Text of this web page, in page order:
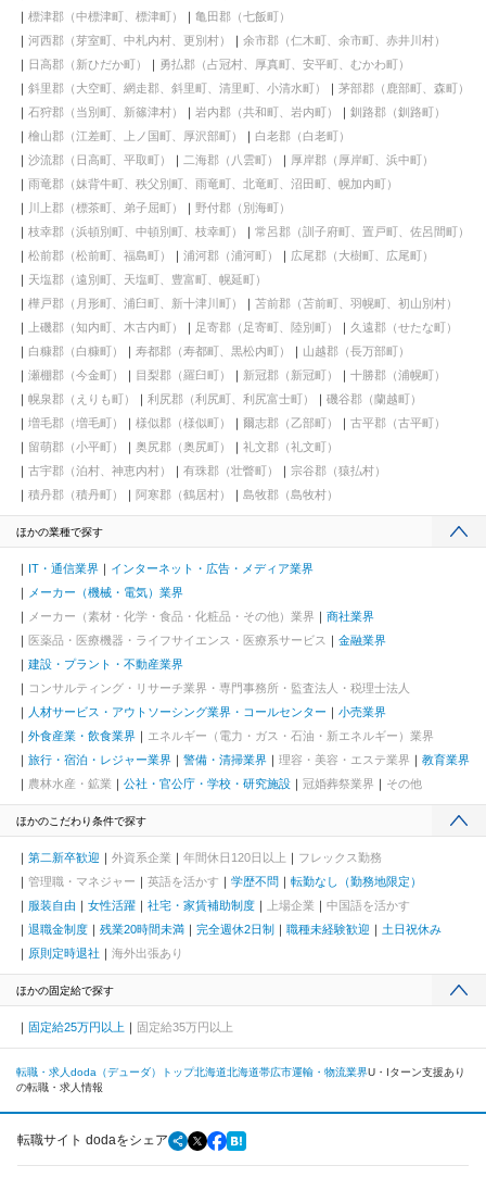
標津郡（中標津町、標津町）
亀田郡（七飯町）
河西郡（芽室町、中札内村、更別村）
余市郡（仁木町、余市町、赤井川村）
日高郡（新ひだか町）
勇払郡（占冠村、厚真町、安平町、むかわ町）
斜里郡（大空町、網走郡、斜里町、清里町、小清水町）
茅部郡（鹿部町、森町）
石狩郡（当別町、新篠津村）
岩内郡（共和町、岩内町）
釧路郡（釧路町）
檜山郡（江差町、上ノ国町、厚沢部町）
白老郡（白老町）
沙流郡（日高町、平取町）
二海郡（八雲町）
厚岸郡（厚岸町、浜中町）
雨竜郡（妹背牛町、秩父別町、雨竜町、北竜町、沼田町、幌加内町）
川上郡（標茶町、弟子屈町）
野付郡（別海町）
枝幸郡（浜頓別町、中頓別町、枝幸町）
常呂郡（訓子府町、置戸町、佐呂間町）
松前郡（松前町、福島町）
浦河郡（浦河町）
広尾郡（大樹町、広尾町）
天塩郡（遠別町、天塩町、豊富町、幌延町）
樺戸郡（月形町、浦臼町、新十津川町）
苫前郡（苫前町、羽幌町、初山別村）
上磯郡（知内町、木古内町）
足寄郡（足寄町、陸別町）
久遠郡（せたな町）
白糠郡（白糠町）
寿都郡（寿都町、黒松内町）
山越郡（長万部町）
瀬棚郡（今金町）
目梨郡（羅臼町） 新冠郡（新冠町）
十勝郡（浦幌町）
幌泉郡（えりも町）
利尻郡（利尻町、利尻富士町）
磯谷郡（蘭越町）
増毛郡（増毛町）
様似郡（様似町） 爾志郡（乙部町）
古平郡（古平町）
留萌郡（小平町）
奥尻郡（奥尻町）
礼文郡（礼文町）
古宇郡（泊村、神恵内村）
有珠郡（壮瞥町）
宗谷郡（猿払村）
積丹郡（積丹町）
阿寒郡（鶴居村） 島牧郡（島牧村）
ほかの業種で探す
IT・通信業界
インターネット・広告・メディア業界
メーカー（機械・電気）業界
メーカー（素材・化学・食品・化粧品・その他）業界
商社業界
医薬品・医療機器・ライフサイエンス・医療系サービス
金融業界
建設・プラント・不動産業界
コンサルティング・リサーチ業界・専門事務所・監査法人・税理士法人
人材サービス・アウトソーシング業界・コールセンター
小売業界
外食産業・飲食業界
エネルギー（電力・ガス・石油・新エネルギー）業界
旅行・宿泊・レジャー業界
警備・清掃業界 理容・美容・エステ業界
教育業界
農林水産・鉱業
公社・官公庁・学校・研究施設 冠婚葬祭業界 その他
ほかのこだわり条件で探す
第二新卒歓迎 外資系企業 年間休日120日以上
フレックス勤務
管理職・マネジャー
英語を活かす 学歴不問
転勤なし（勤務地限定）
服装自由
女性活躍 社宅・家賃補助制度 上場企業
中国語を活かす
退職金制度
残業20時間未満 完全週休2日制 職種未経験歓迎
土日祝休み
原則定時退社
海外出張あり
ほかの固定給で探す
固定給25万円以上 固定給35万円以上
転職・求人doda（デューダ）トップ北海道北海道帯広市運輸・物流業界U・Iターン支援あり
の転職・求人情報
転職サイト dodaをシェア